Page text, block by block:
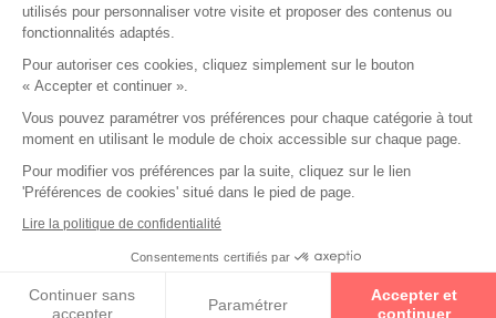
LE-POET
Contacts
2026 © Opticiens Par Conviction. Tous droits
réservés
utilisés pour personnaliser votre visite et proposer des contenus ou
fonctionnalités adaptés.
Pour autoriser ces cookies, cliquez simplement sur le bouton
« Accepter et continuer ».
Vous pouvez paramétrer vos préférences pour chaque catégorie à tout
moment en utilisant le module de choix accessible sur chaque page.
Pour modifier vos préférences par la suite, cliquez sur le lien
'Préférences de cookies' situé dans le pied de page.
Lire la politique de confidentialité
Consentements certifiés par
Continuer sans
accepter
Paramétrer
Accepter et
continuer